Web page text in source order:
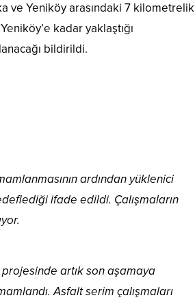
ve Yeniköy arasındaki 7 kilometrelik
kadar yaklaştığı
bildirildi.
ardından yüklenici
ifade edildi. Çalışmaların
artık son aşamaya
Asfalt serim çalışmaları